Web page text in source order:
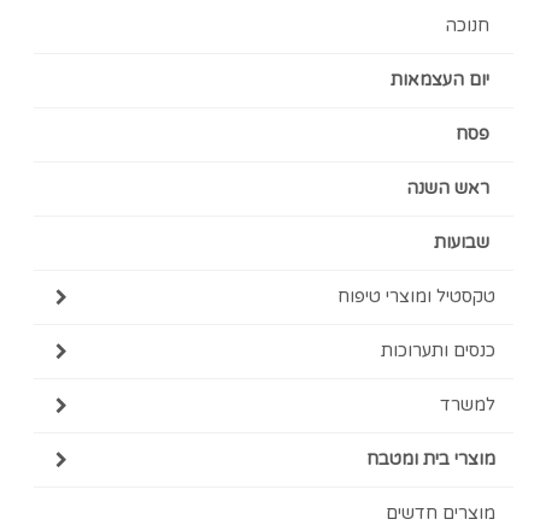
חנוכה
יום העצמאות
פסח
ראש השנה
שבועות
טקסטיל ומוצרי טיפוח
כנסים ותערוכות
למשרד
מוצרי בית ומטבח
מוצרים חדשים